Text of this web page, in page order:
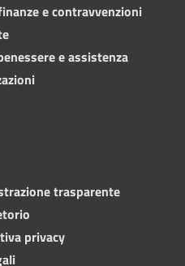
e contravvenzioni
e assistenza
trasparente
privacy